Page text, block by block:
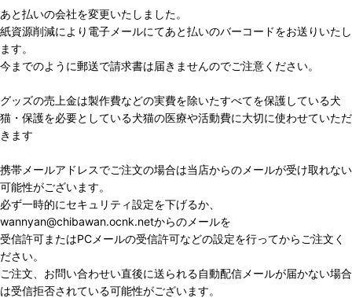
あと払いの会社を変更いたしました。
紙資源削減により電子メールにてあと払いのバーコードをお送りいたし
ます。
今までのように郵送で請求書は届きませんのでご注意ください。
グッズの売上金は製作費などの実費を除いたすべてを保護している犬
猫・保護を必要としている犬猫の医療や活動費に大切に使わせていただ
きます
携帯メールアドレスでご注文の場合は当店からのメールが受け取れない
可能性がございます。
必ず一時的にセキュリティ設定を下げるか、
wannyan@chibawan.ocnk.netからのメールを
受信許可またはPCメールの受信許可などの設定を行ってからご注文く
ださい。
ご注文、お問い合わせい直後に送られる自動配信メールが届かない場合
は受信拒否されている可能性がございます。